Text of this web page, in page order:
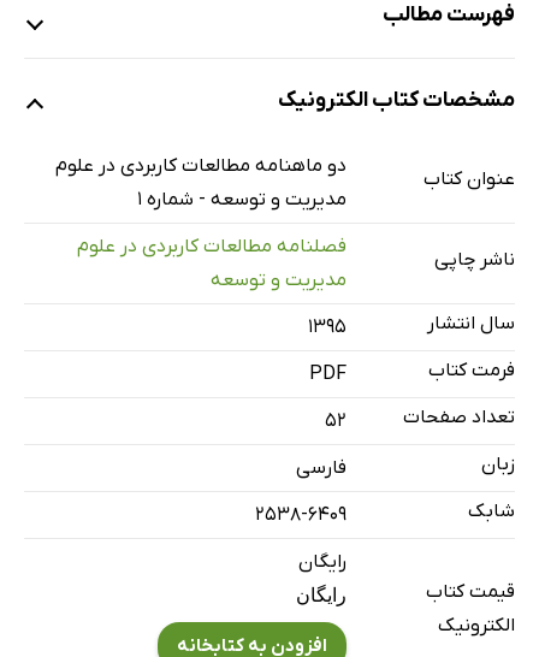
فهرست مطالب
دستگاه های اجرایی
بررسی رابطه بین قیمت محصولات با میزان رضایتمندی
مشتریان شرکت به پخش تبریز
سیستم های اطلاعاتی حسابداری: چالش در گزارشگری به هنگام
مدیریت و کاهش بهای تمام شده، با محوریت طبقه بندی
مشخصات کتاب الکترونیک
عنوان کتاب
دو ماهنامه‌ مطالعات کاربردی در علوم
مدیریت و توسعه - شماره 1
ناشر چاپی
فصلنامه مطالعات کاربردی در علوم
مدیریت و توسعه
سال انتشار
۱۳۹۵
فرمت کتاب
PDF
تعداد صفحات
52
زبان
فارسی
شابک
2538-6409
قیمت کتاب
الکترونیک
رایگان
رایگان
افزودن به کتابخانه